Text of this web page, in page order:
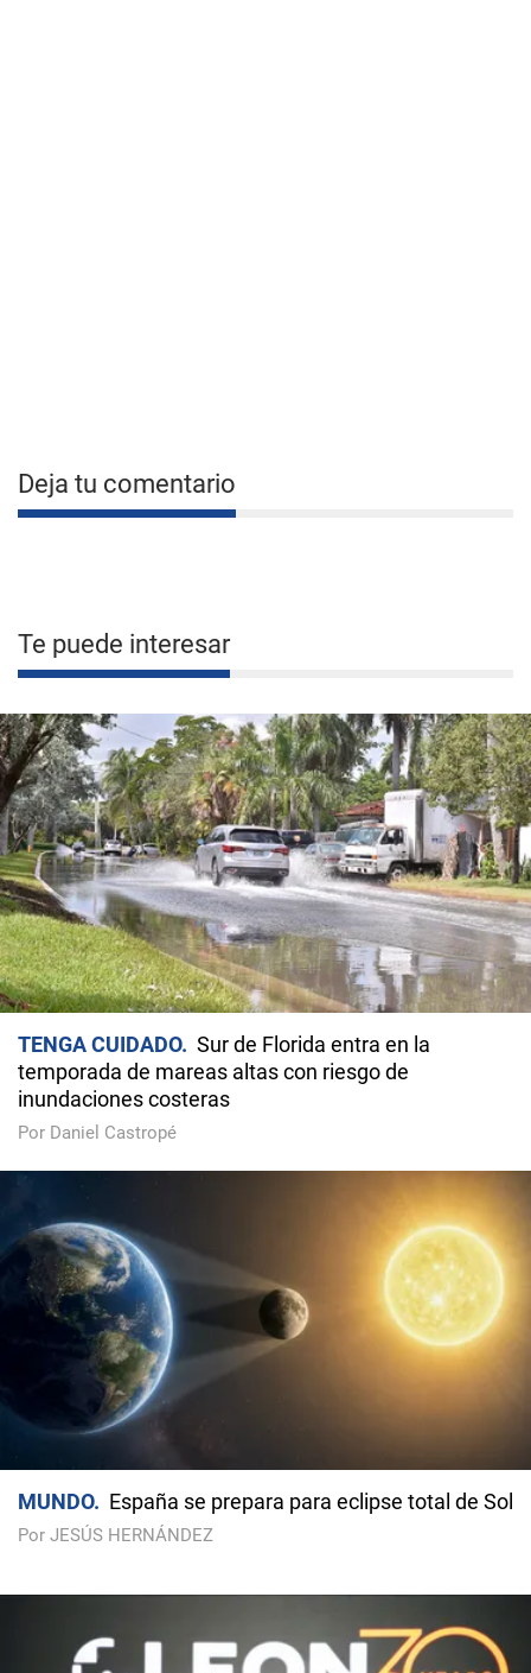
Deja tu comentario
Te puede interesar
TENGA CUIDADO
Sur de Florida entra en la
temporada de mareas altas con riesgo de
inundaciones costeras
Por Daniel Castropé
MUNDO España se prepara para eclipse total de Sol
Por JESÚS HERNÁNDEZ